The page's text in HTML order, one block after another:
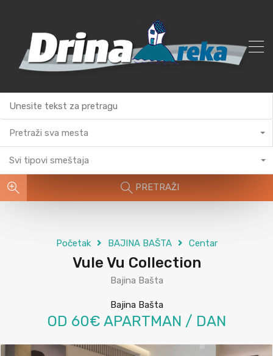
Pretraži sva mesta
Svi tipovi smeštaja
PRETRAŽI
Početak BAJINA BAŠTA Centar
Vule Vu Collection
Bajina Bašta
Bajina Bašta
OD 60€ APARTMAN / DAN